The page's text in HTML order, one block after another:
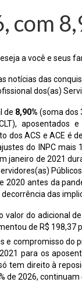
com
a você e seus
notícias das
dos(as)
de 8,90% (soma dos
aposentados
dos ACS e ACE é
do INPC
janeiro de 2021
2020 antes da
das
valor do adicional
de R$ 198,37
e compromisso
para os
tem direito à
de 2026, continuam